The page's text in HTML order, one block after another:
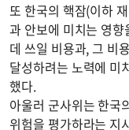
또 한국의 핵잠(이하
과 안보에 미치는 영
데 쓰일 비용과, 그 비
달성하려는 노력에 미
했다.
아울러 군사위는 한국
위험을 평가하라는 지